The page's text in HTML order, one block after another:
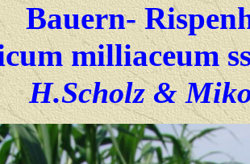
Bauern-
milliaceum
H.Scholz &